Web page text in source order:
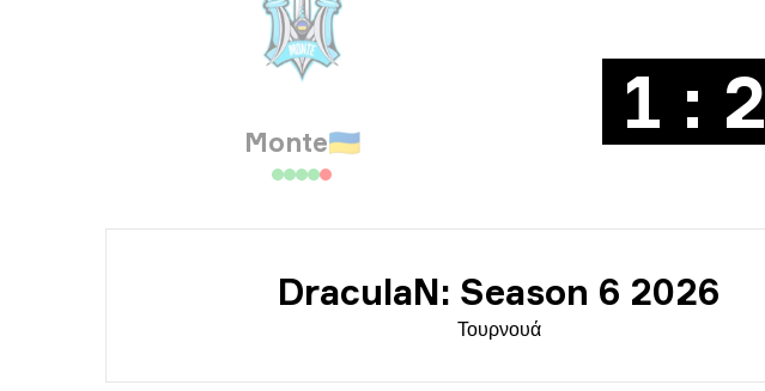
Monte🇺🇦 1 : 2
Τουρνουά
DraculaN: Season 6 2026